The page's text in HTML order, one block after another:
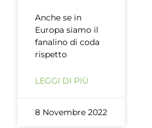
Anche se in
Europa siamo il
fanalino di coda
rispetto
LEGGI DI PIÙ
8 Novembre 2022